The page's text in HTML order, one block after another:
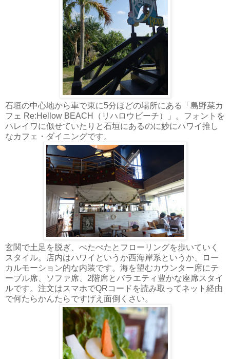
石垣の中心地から車で東に5分ほどの場所にある「島野菜カ
フェ Re:Hellow BEACH（リハロウビーチ）」。フォントを
ハレイワに似せていたりと石垣にあるのに妙にハワイ推し
なカフェ・ダイニングです。
玄関で土足を脱ぎ、ぺたぺたとフローリングを歩いていく
スタイル。店内はハワイというか西海岸系というか、ロー
カルモーション的な内装です。海を望むカウンター席にテ
ーブル席、ソファ席、2階席とバラエティ豊かな座席スタイ
ルです。注文はスマホでQRコードを読み取ってネット経由
で何たらかんたらですげえ面倒くさい。